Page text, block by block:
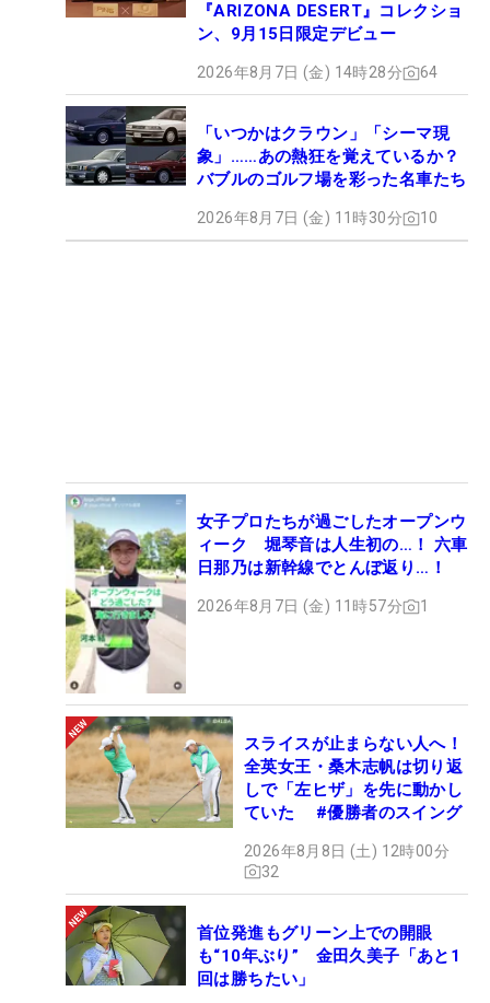
『ARIZONA DESERT』コレクショ
ン、9月15日限定デビュー
2026年8月7日 (金) 14時28分 64
「いつかはクラウン」「シーマ現
象」……あの熱狂を覚えているか？
バブルのゴルフ場を彩った名車たち
2026年8月7日 (金) 11時30分 10
女子プロたちが過ごしたオープンウ
ィーク 堀琴音は人生初の…！ 六車
日那乃は新幹線でとんぼ返り…！
2026年8月7日 (金) 11時57分 1
スライスが止まらない人へ！
全英女王・桑木志帆は切り返
しで「左ヒザ」を先に動かし
ていた #優勝者のスイング
2026年8月8日 (土) 12時00分
32
首位発進もグリーン上での開眼
も“10年ぶり” 金田久美子「あと1
回は勝ちたい」